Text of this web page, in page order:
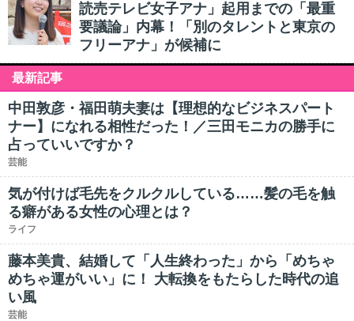
読売テレビ女子アナ」起用までの「最重
要議論」内幕！「別のタレントと東京の
フリーアナ」が候補に
最新記事
中田敦彦・福田萌夫妻は【理想的なビジネスパート
ナー】になれる相性だった！／三田モニカの勝手に
占っていいですか？
芸能
気が付けば毛先をクルクルしている……髪の毛を触
る癖がある女性の心理とは？
ライフ
藤本美貴、結婚して「人生終わった」から「めちゃ
めちゃ運がいい」に！ 大転換をもたらした時代の追
い風
芸能